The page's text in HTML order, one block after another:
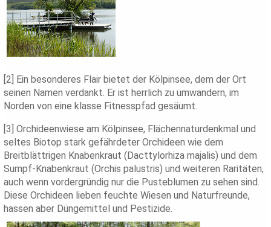
[2] Ein besonderes Flair bietet der Kölpinsee, dem der Ort
seinen Namen verdankt. Er ist herrlich zu umwandern, im
Norden von eine klasse Fitnesspfad gesäumt.
[3] Orchideenwiese am Kölpinsee, Flächennaturdenkmal und
seltes Biotop stark gefährdeter Orchideen wie dem
Breitblättrigen Knabenkraut (Dacttylorhiza majalis) und dem
Sumpf-Knabenkraut (Orchis palustris) und weiteren Raritäten,
auch wenn vordergründig nur die Pusteblumen zu sehen sind.
Diese Orchideen lieben feuchte Wiesen und Naturfreunde,
hassen aber Düngemittel und Pestizide.